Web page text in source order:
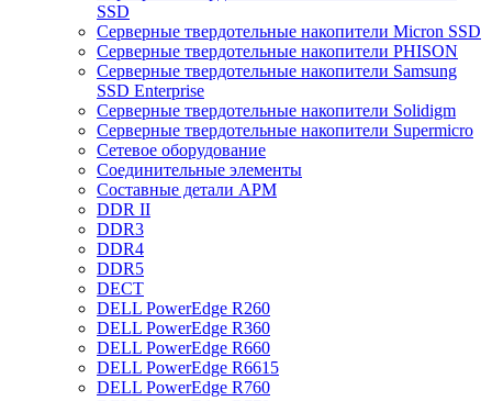
SSD
Cерверные твердотельные накопители Micron SSD
Cерверные твердотельные накопители PHISON
Cерверные твердотельные накопители Samsung
SSD Enterprise
Cерверные твердотельные накопители Solidigm
Cерверные твердотельные накопители Supermicro
Cетевое оборудование
Cоединительные элементы
Cоставные детали АРМ
DDR II
DDR3
DDR4
DDR5
DECT
DELL PowerEdge R260
DELL PowerEdge R360
DELL PowerEdge R660
DELL PowerEdge R6615
DELL PowerEdge R760